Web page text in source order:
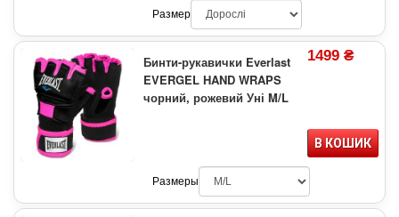
Размер
Бинти-рукавички Everlast
EVERGEL HAND WRAPS
чорний, рожевий Уні M/L
1499 ₴
В КОШИК
Размеры